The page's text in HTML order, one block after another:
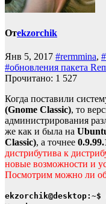
Отekzorchik
Янв 5, 2017 #rermmina,
#обновления пакета
Прочитано: 1 527
Когда поставили
(Gnome Classic), то
администрирования
же как и была на
Classic), а точнее
дистрибутива к
новые возможности и
Посмотрим можно ли